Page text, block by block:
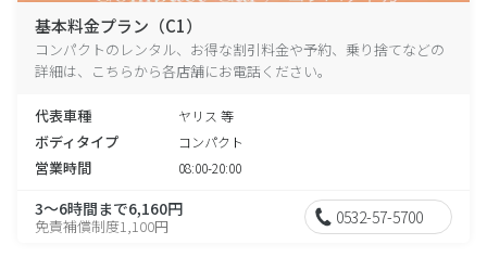
基本料金プラン（C1）
コンパクトのレンタル、お得な割引料金や予約、乗り捨てなどの
詳細は、こちらから各店舗にお電話ください。
代表車種 ヤリス 等
ボディタイプ コンパクト
営業時間 08:00-20:00
3～6時間まで6,160円
免責補償制度1,100円 0532-57-5700